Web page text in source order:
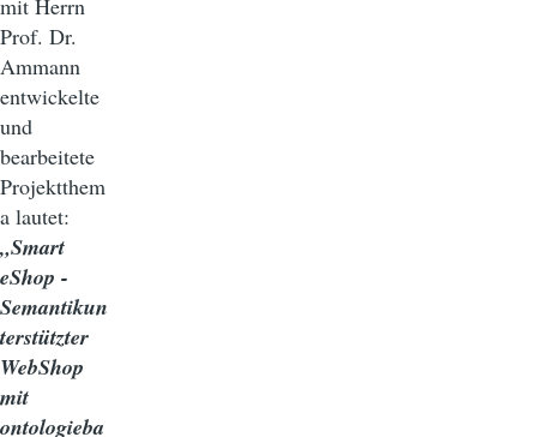
Prof. Dr.
Ammann
entwickelte
und
bearbeitete
Projektthem
a lautet:
„Smart
eShop -
Semantikun
terstützter
WebShop
mit
ontologieba